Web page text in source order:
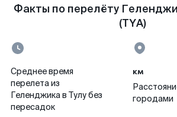
Факты по перелёту
(TYA)
Среднее время
перелета из
Геленджика в Тулу без
пересадок
км
городами